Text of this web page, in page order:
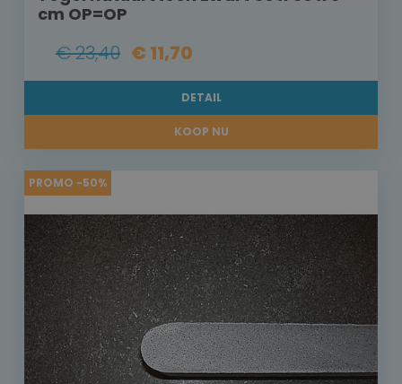
cm OP=OP
€ 23,40 € 11,70
DETAIL
KOOP NU
PROMO -50%